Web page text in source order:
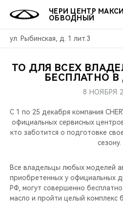
ЧЕРИ ЦЕНТР
ОБВОДНЫЙ
ул. Рыбинская, д. 1 лит.3
КРОССОВЕРЫ
НОВИНКИ
КРЕДИТ И СТРАХОВАНИЕ
ЗАПЧАСТИ И АКСЕССУАРЫ
CHERY CONNECT
МИР
О БРЕНДЕ
ЛЮДИ CHERY
БЛАГОТВОРИТЕЛЬНОСТЬ
АКЦИИ
ОНЛАЙН
КРЕДИТ
О
МЫ В СОЦСЕТЯХ
ТО ДЛЯ ВСЕХ
БЕСПЛАТНО В
8 НОЯБРЯ
С 1 по 25 декабря компания
официальных сервисных
кто заботится о подготовке
сезону.
Все владельцы любых моделей
приобретенных у официальных
РФ, могут совершенно
масло и пройти целый комплекс